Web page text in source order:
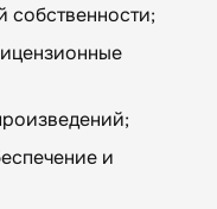
собственности;
и